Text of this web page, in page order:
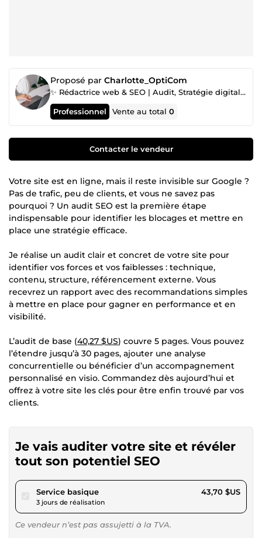
Proposé par Charlotte_OptiCom
✨ Rédactrice web & SEO | Audit, Stratégie digitale, Réseaux sociaux & Création web
Professionnel Vente au total0
Contacter le vendeur
Votre site est en ligne, mais il reste invisible sur Google ?
Pas de trafic, peu de clients, et vous ne savez pas
pourquoi ? Un audit SEO est la première étape
indispensable pour identifier les blocages et mettre en
place une stratégie efficace.
Je réalise un audit clair et concret de votre site pour
identifier vos forces et vos faiblesses : technique,
contenu, structure, référencement externe. Vous
recevrez un rapport avec des recommandations simples
à mettre en place pour gagner en performance et en
visibilité.
L’audit de base (40,27 $US) couvre 5 pages. Vous pouvez
l’étendre jusqu’à 30 pages, ajouter une analyse
concurrentielle ou bénéficier d’un accompagnement
personnalisé en visio. Commandez dès aujourd’hui et
offrez à votre site les clés pour être enfin trouvé par vos
clients.
Je vais auditer votre site et révéler
tout son potentiel SEO
Service basiquepour 40,27 $US
3 jours de réalisation
43,70 $US
Ce vendeur n’est pas assujetti à la TVA.